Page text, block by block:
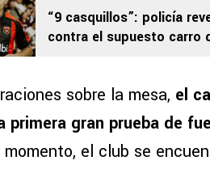
“9 casquillos”: policía
contra el supuesto carro
sobre la mesa, el
primera gran prueba de
momento, el club se